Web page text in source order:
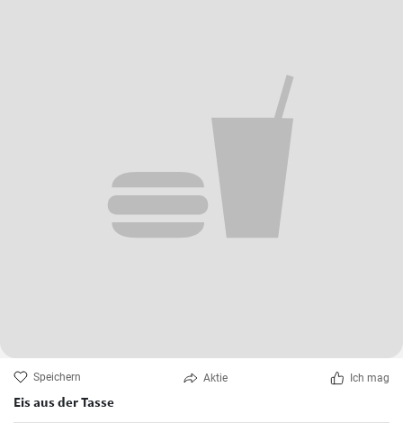
Speichern Aktie Ich mag
Eis aus der Tasse